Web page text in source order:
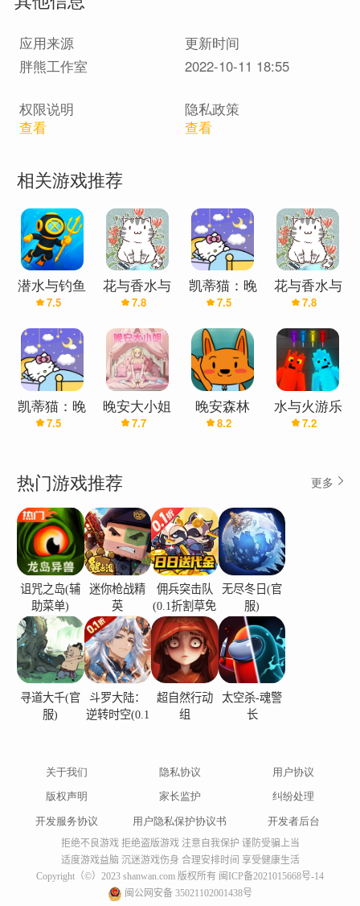
解，了解什么样的方式才能够真正帮助他们战胜病
痛，希望能让更多的人了解抑郁症，并且知道怎么
应用来源
更新时间
胖熊工作室
2022-10-11 18:55
权限说明
查看
隐私政策
查看
相关游戏推荐
潜水与钓鱼
7.5
花与香水与
猫
7.8
凯蒂猫：晚
安
7.5
花与香水与
猫
7.8
凯蒂猫：晚
安(最新版)
7.5
晚安大小姐
7.7
晚安森林
8.2
水与火游乐
场
7.2
热门游戏推荐 更多
诅咒之岛(辅
助菜单)
迷你枪战精
英
佣兵突击队
(0.1折割草免
费版)
无尽冬日(官
服)
寻道大千(官
服)
斗罗大陆：
逆转时空(0.1
超自然行动
组
太空杀-魂警
长
关于我们 隐私协议
用户协议
版权声明
家长监护
纠纷处理
开发服务协议
用户隐私保护协议书 开发者后台
拒绝不良游戏 拒绝盗版游戏 注意自我保护 谨防受骗上当
适度游戏益脑 沉迷游戏伤身 合理安排时间 享受健康生活
Copyright（©）2023 shanwan.com 版权所有 闽ICP备2021015668号-14
闽公网安备 35021102001438号